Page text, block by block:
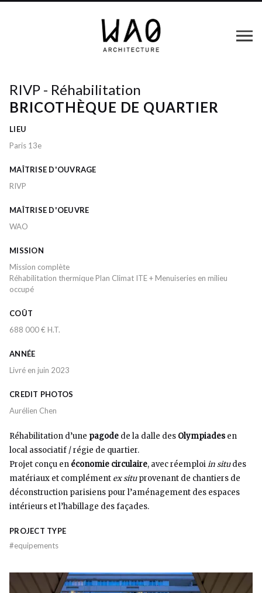
RIVP - Réhabilitation
BRICOTHÈQUE DE QUARTIER
LIEU
Paris 13e
MAÎTRISE D'OUVRAGE
RIVP
MAÎTRISE D'OEUVRE
WAO
MISSION
Mission complète
Réhabilitation thermique Plan Climat ITE + Menuiseries en milieu
occupé
COÛT
688 000 € H.T.
ANNÉE
Livré en juin 2023
CREDIT PHOTOS
Aurélien Chen
Réhabilitation d’une pagode de la dalle des Olympiades en
local associatif / régie de quartier.
Projet conçu en économie circulaire, avec réemploiin situdes
matériaux et complément ex situprovenant de chantiers de
déconstruction parisiens pour l’aménagement des espaces
intérieurs et l’habillage des façades.
PROJECT TYPE
#equipements